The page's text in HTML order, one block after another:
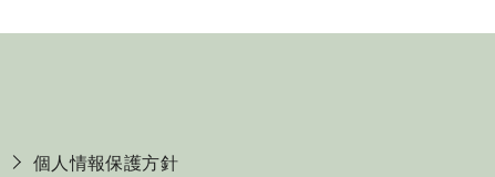
個人情報保護方針